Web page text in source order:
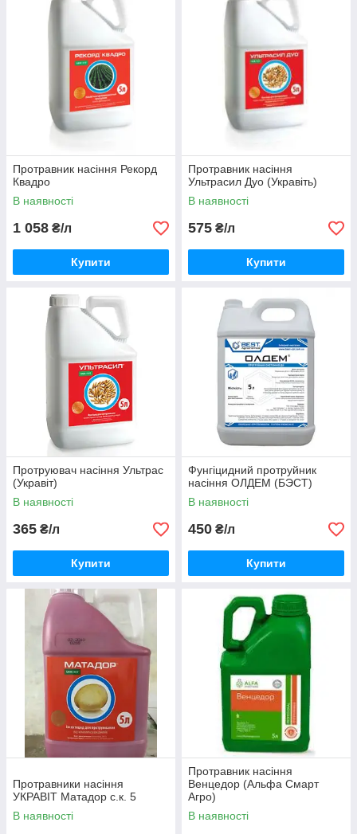
Протравник насіння Рекорд
Квадро
В наявності
1 058 ₴/л
Купити
Протравник насіння
Ультрасил Дуо (Укравіть)
В наявності
575 ₴/л
Купити
Протруювач насіння Ультрас
(Укравіт)
В наявності
365 ₴/л
Купити
Фунгіцидний протруйник
насіння ОЛДЕМ (БЭСТ)
В наявності
450 ₴/л
Купити
Протравники насіння
УКРАВІТ Матадор с.к. 5
В наявності
Протравник насіння
Венцедор (Альфа Смарт
Агро)
В наявності